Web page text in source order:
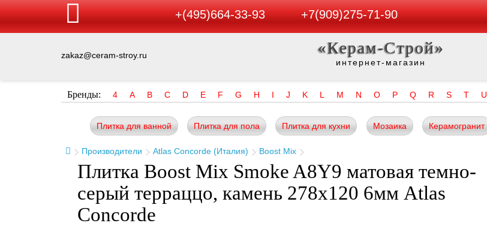
+(495)664-33-93 +7(909)275-71-90
zakaz@ceram-stroy.ru «Керам-Строй»
интернет-магазин
Бренды: 4 A B C D E F G H I J K L M N O P Q R S T U
Плитка для ванной Плитка для пола Плитка для кухни Мозаика Керамогранит
Производители Atlas Concorde (Италия) Boost Mix
Плитка Boost Mix Smoke A8Y9 матовая темно-
серый терраццо, камень 278x120 6мм Atlas
Concorde